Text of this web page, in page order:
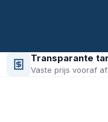
Transparante
Vaste prijs vooraf